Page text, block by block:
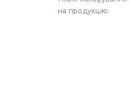
на продукцію.